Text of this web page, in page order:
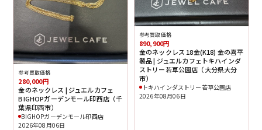
参考買取価格
280,000円
金のネックレス | ジュエルカフェ
BIGHOPガーデンモール印西店（千
葉県印西市）
BIGHOPガーデンモール印西店
2026年08月06日
参考買取価格
890,900円
金のネックレス 18金(K18) 金の喜平
製品 | ジュエルカフェトキハインダ
ストリー若草公園店（大分県大分
市）
トキハインダストリー若草公園店
2026年08月06日